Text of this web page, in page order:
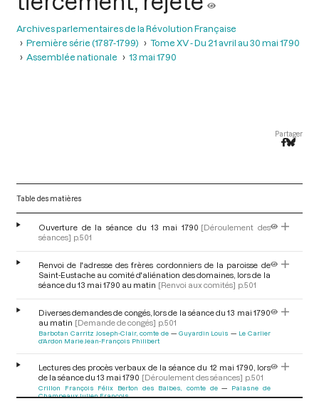
Archives parlementaires de la Révolution Française
Première série (1787-1799)
Tome XV - Du 21 avril au 30 mai 1790
Assemblée nationale
13 mai 1790
Partager
Table des matières
Ouverture de la séance du 13 mai 1790 [Déroulement des
séances] p.501
Renvoi de l'adresse des frères cordonniers de la paroisse de
Saint-Eustache au comité d'aliénation des domaines, lors de la
séance du 13 mai 1790 au matin [Renvoi aux comités] p.501
Diverses demandes de congés, lors de la séance du 13 mai 1790
au matin [Demande de congés] p.501
Barbotan Carritz Joseph-Clair, comte de Guyardin Louis
Le Carlier
d'Ardon Marie Jean-François Philibert
Lectures des procès verbaux de la séance du 12 mai 1790, lors
de la séance du 13 mai 1790 [Déroulement des séances] p.501
Crillon François Félix Berton des Balbes, comte de
Palasne de
Champeaux Julien François